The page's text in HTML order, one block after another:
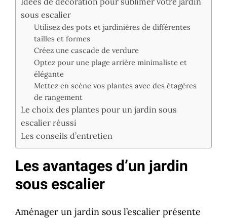
sous escalier
Utilisez des pots et jardinières de différentes
tailles et formes
Créez une cascade de verdure
Optez pour une plage arrière minimaliste et
élégante
Mettez en scène vos plantes avec des étagères
de rangement
Le choix des plantes pour un jardin sous
escalier réussi
Les conseils d’entretien
Les avantages d’un jardin
sous escalier
Aménager un jardin sous l’escalier présente